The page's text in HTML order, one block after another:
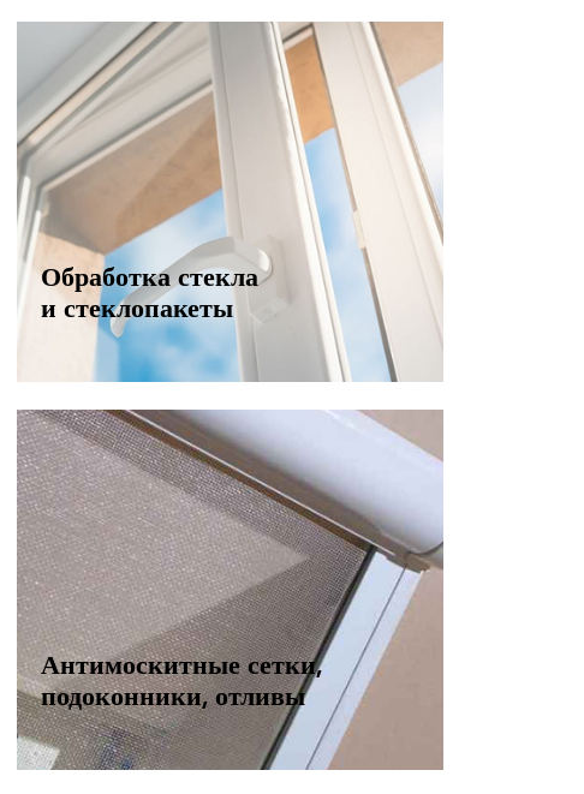
Обработка стекла
и стеклопакеты
Антимоскитные сетки,
подоконники, отливы